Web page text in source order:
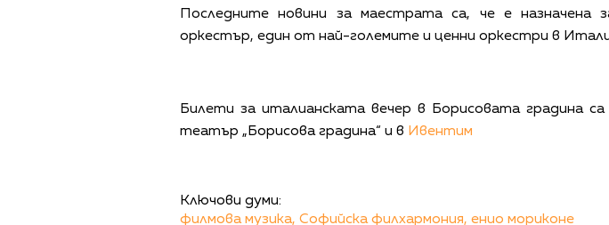
Последните новини за маестрата са, че е назначена
оркестър, един от най-големите и ценни оркестри в
Билети за италианската вечер в Борисовата градина са
театър „Борисова градина“ и в Ивентим
Ключови думи:
филмова музика, Софийска филхармония, енио мориконе